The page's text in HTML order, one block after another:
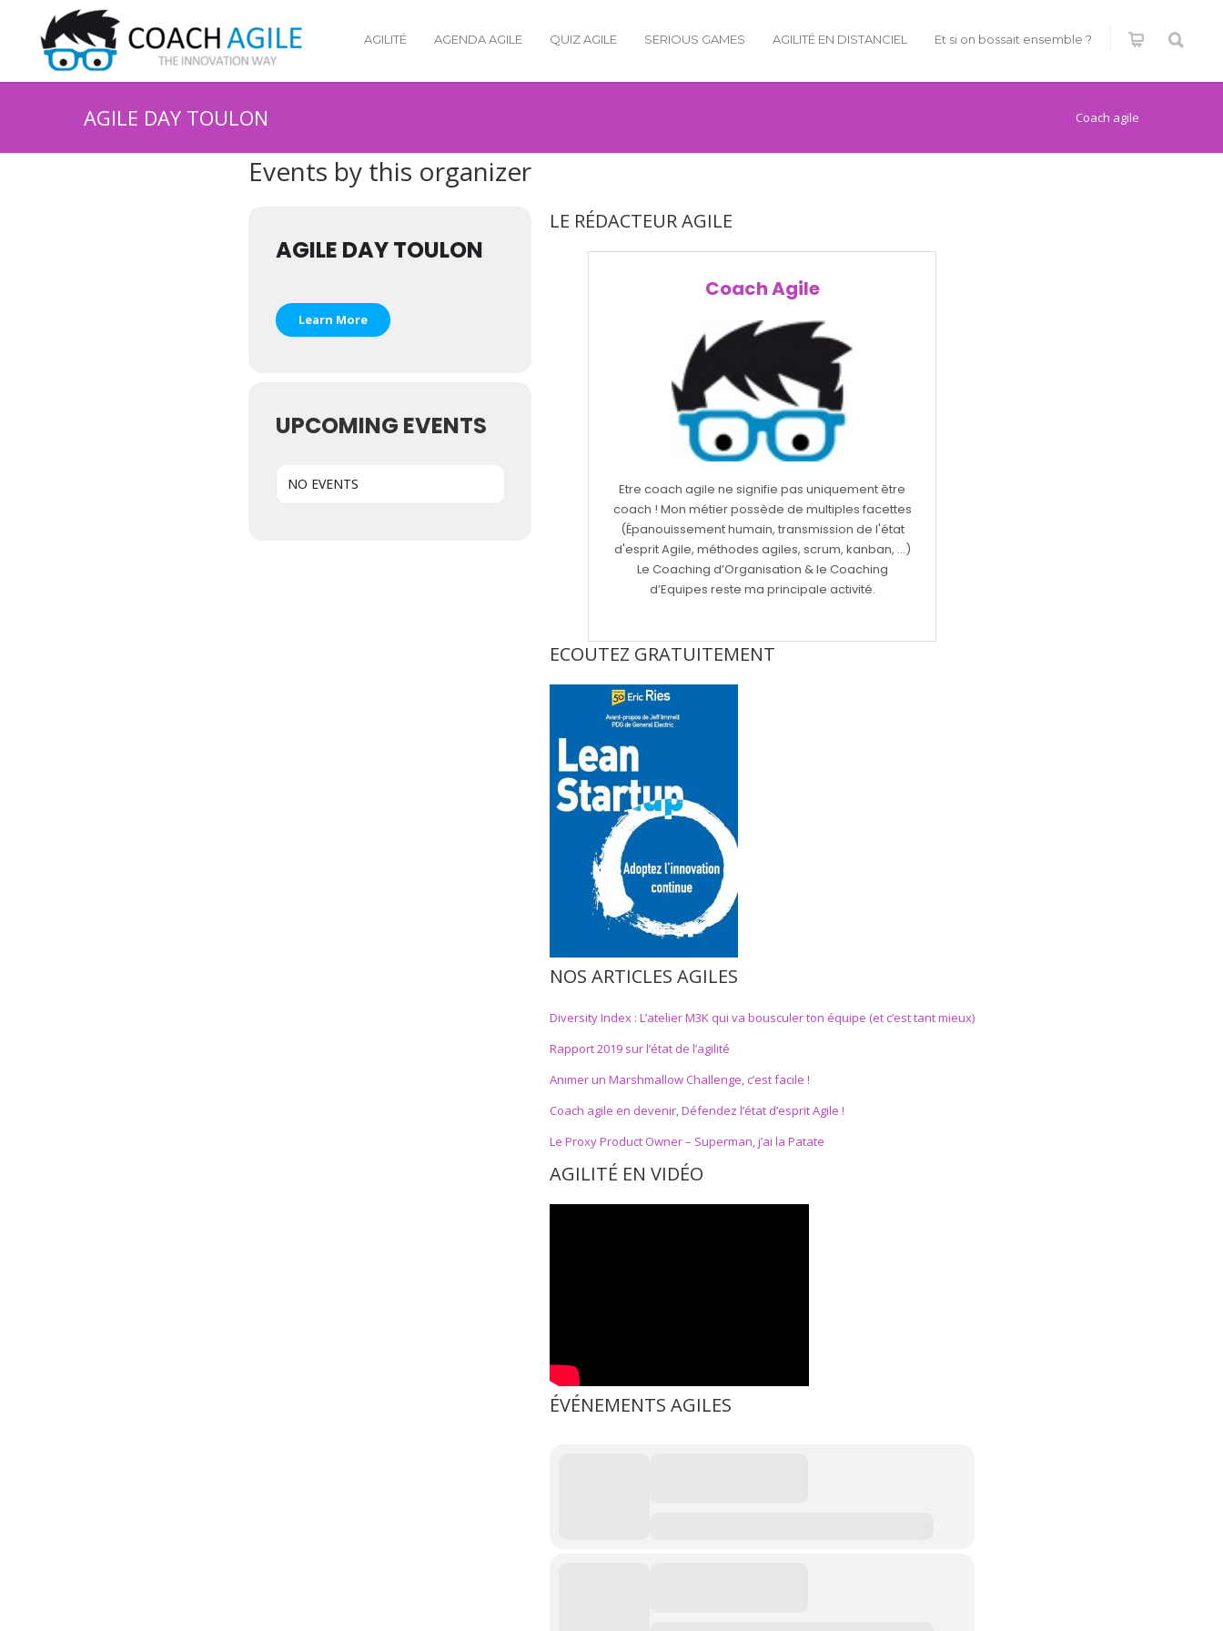
AGILITÉ AGENDA AGILE QUIZ AGILE SERIOUS GAMES AGILITÉ EN DISTANCIEL Et si on bossait ensemble ?
AGILE DAY TOULON Coach agile
Events by this organizer
AGILE DAY TOULON
Learn More
UPCOMING EVENTS
NO EVENTS
LE RÉDACTEUR AGILE
Coach Agile
Etre coach agile ne signifie pas uniquement être
coach ! Mon métier possède de multiples facettes
(Épanouissement humain, transmission de l'état
d'esprit Agile, méthodes agiles, scrum, kanban, ...)
Le Coaching d’Organisation & le Coaching
d’Equipes reste ma principale activité.
ECOUTEZ GRATUITEMENT
NOS ARTICLES AGILES
Diversity Index : L’atelier M3K qui va bousculer ton équipe (et c’est tant mieux)
Rapport 2019 sur l’état de l’agilité
Animer un Marshmallow Challenge, c’est facile !
Coach agile en devenir, Défendez l’état d’esprit Agile !
Le Proxy Product Owner – Superman, j’ai la Patate
AGILITÉ EN VIDÉO
ÉVÉNEMENTS AGILES